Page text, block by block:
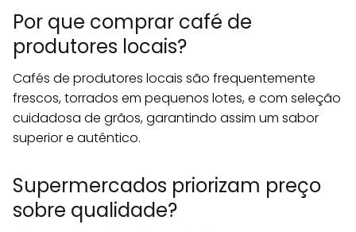
Por que comprar café de
produtores locais?
Cafés de produtores locais são frequentemente
frescos, torrados em pequenos lotes, e com seleção
cuidadosa de grãos, garantindo assim um sabor
superior e autêntico.
Supermercados priorizam preço
sobre qualidade?